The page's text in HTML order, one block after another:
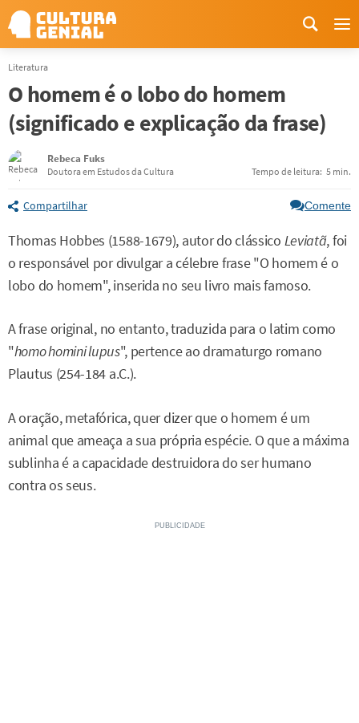
Literatura
O homem é o lobo do homem
(significado e explicação da frase)
Rebeca Fuks
Doutora em Estudos da Cultura Tempo de leitura: 5 min.
Compartilhar Comente
Thomas Hobbes (1588-1679), autor do clássico Leviatã, foi
o responsável por divulgar a célebre frase "O homem é o
lobo do homem", inserida no seu livro mais famoso.
A frase original, no entanto, traduzida para o latim como
"homo homini lupus", pertence ao dramaturgo romano
Plautus (254-184 a.C.).
A oração, metafórica, quer dizer que o homem é um
animal que ameaça a sua própria espécie. O que a máxima
sublinha é a capacidade destruidora do ser humano
contra os seus.